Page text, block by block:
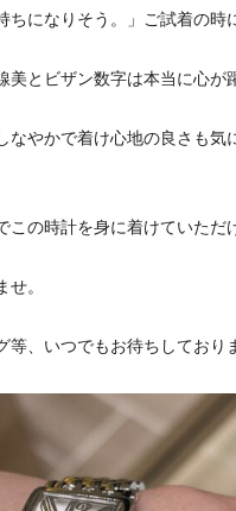
ちになりそう。」ご試着の時
美とビザン数字は本当に心が
なやかで着け心地の良さも気
この時計を身に着けていただ
。
等、いつでもお待ちしており